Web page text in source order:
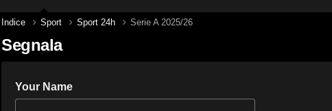
Indice Sport Sport 24h Serie A 2025/26
Segnala
Your Name